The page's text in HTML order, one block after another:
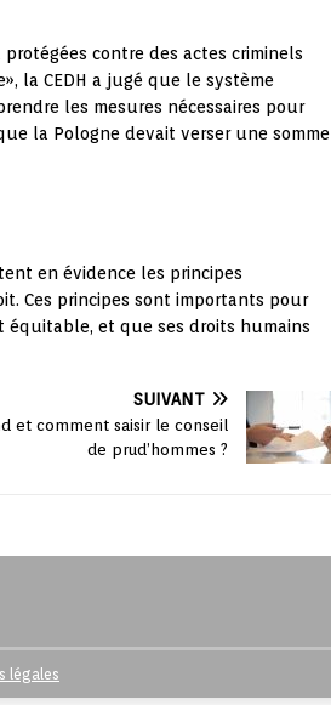
contre des actes criminels
la CEDH a jugé que le système
les mesures nécessaires pour
la Pologne devait verser une somme
en évidence les principes
Ces principes sont importants pour
équitable, et que ses droits humains
SUIVANT
et comment saisir le conseil
de prud’hommes ?
légales